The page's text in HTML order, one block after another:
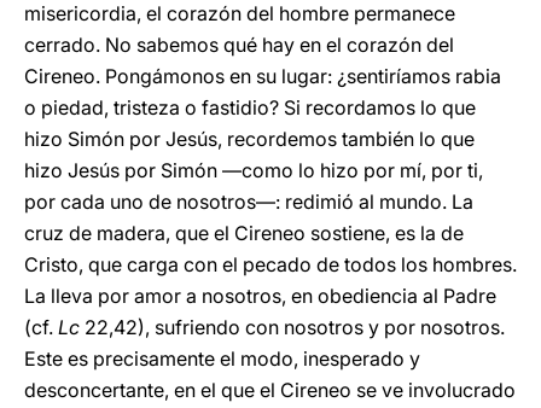
misericordia, el corazón del hombre permanece
cerrado. No sabemos qué hay en el corazón del
Cireneo. Pongámonos en su lugar: ¿sentiríamos rabia
o piedad, tristeza o fastidio? Si recordamos lo que
hizo Simón por Jesús, recordemos también lo que
hizo Jesús por Simón —como lo hizo por mí, por ti,
por cada uno de nosotros—: redimió al mundo. La
cruz de madera, que el Cireneo sostiene, es la de
Cristo, que carga con el pecado de todos los hombres.
La lleva por amor a nosotros, en obediencia al Padre
(cf. Lc 22,42), sufriendo con nosotros y por nosotros.
Este es precisamente el modo, inesperado y
desconcertante, en el que el Cireneo se ve involucrado